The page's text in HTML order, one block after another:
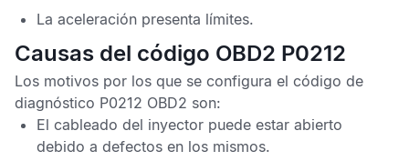
La aceleración presenta límites.
Causas del código OBD2 P0212
Los motivos por los que se configura el código de
diagnóstico P0212 OBD2 son:
El cableado del inyector puede estar abierto
debido a defectos en los mismos.